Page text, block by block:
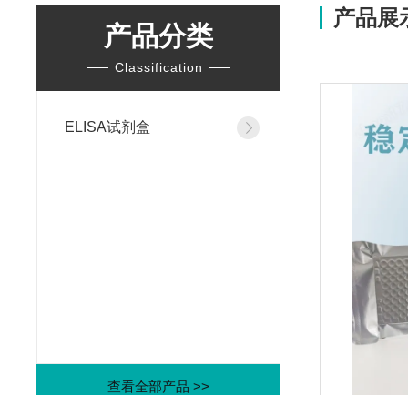
产品分类
Classification
ELISA试剂盒
查看全部产品 >>
产品展